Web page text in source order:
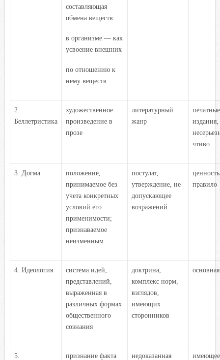
составляющая
обмена веществ
в организме — как
усвоение внешних
по отношению к
нему веществ
2.
Беллетристика
художественное
произведение в
прозе
литературный
жанр
печатные
издания,
чтиво
3. Догма
положение,
принимаемое без
учета конкретных
условий его
применимости;
признаваемое
неизменным
постулат,
утверждение, не
допускающее
возражений
правило
4. Идеология
система идей,
представлений,
выраженная в
различных формах
общественного
сознания
доктрина,
комплекс норм,
взглядов,
имеющих
сторонников
5.
признание факта
недоказанная